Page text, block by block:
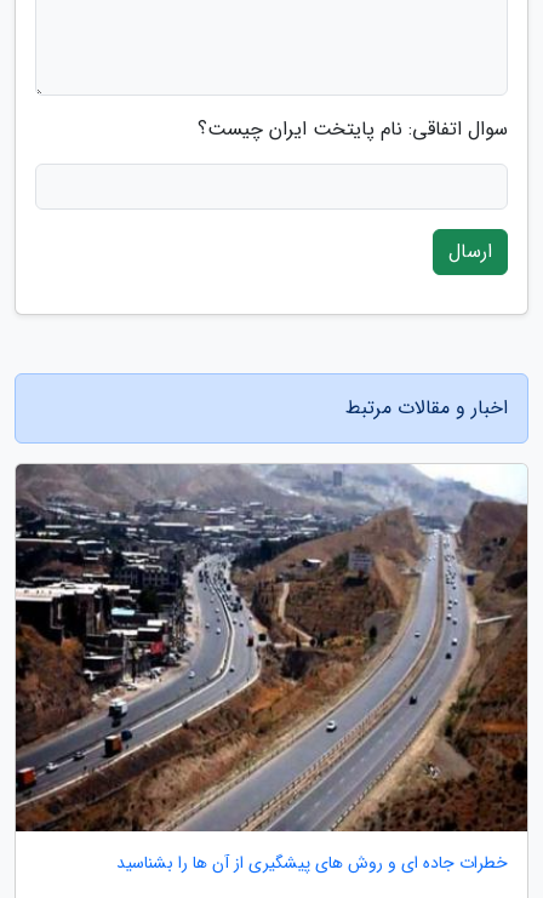
سوال اتفاقی: نام پایتخت ایران چیست؟
ارسال
اخبار و مقالات مرتبط
خطرات جاده ای و روش های پیشگیری از آن ها را بشناسید